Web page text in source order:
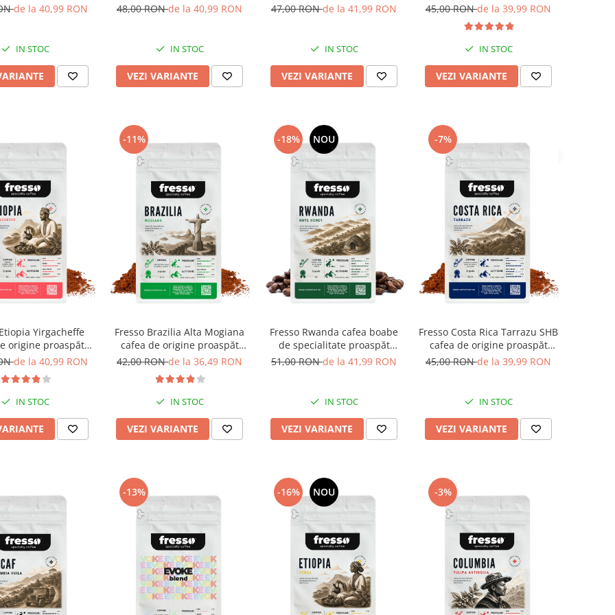
prăjită
de la 40,99 RON
IN STOC
proaspăt prăjită
48,00 RONde la 40,99 RON
IN STOC
VEZI VARIANTE
proaspăt prăjită și
47,00 RONde la 41,99 RON
IN STOC
VEZI VARIANTE
proaspăt prăjită
45,00 RONde la 39,99 RON
IN STOC
VEZI VARIANTE
Yirgacheffe
origine proaspăt
și măcinată
de la 40,99 RON
IN STOC
-11%
Fresso Brazilia Alta Mogiana
cafea de origine proaspăt
prăjită și măcinată
42,00 RONde la 36,49 RON
IN STOC
VEZI VARIANTE
-18% NOU
Fresso Rwanda cafea boabe
de specialitate proaspăt
prăjită
51,00 RONde la 41,99 RON
IN STOC
VEZI VARIANTE
-7%
Fresso Costa Rica Tarrazu SHB
cafea de origine proaspăt
prăjită și măcinată
45,00 RONde la 39,99 RON
IN STOC
VEZI VARIANTE
-13% -16% NOU -3%